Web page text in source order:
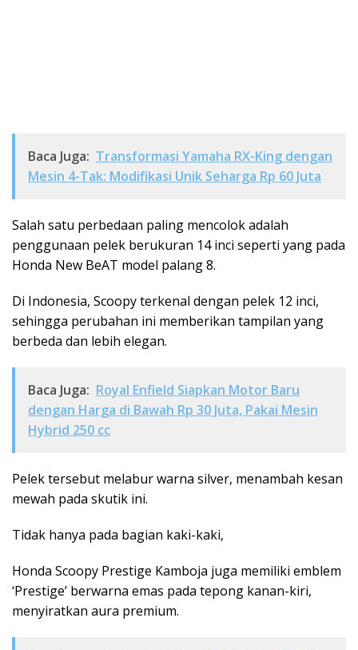
Baca Juga: Transformasi Yamaha RX-King dengan
Mesin 4-Tak: Modifikasi Unik Seharga Rp 60 Juta
Salah satu perbedaan paling mencolok adalah
penggunaan pelek berukuran 14 inci seperti yang pada
Honda New BeAT model palang 8.
Di Indonesia, Scoopy terkenal dengan pelek 12 inci,
sehingga perubahan ini memberikan tampilan yang
berbeda dan lebih elegan.
Baca Juga: Royal Enfield Siapkan Motor Baru
dengan Harga di Bawah Rp 30 Juta, Pakai Mesin
Hybrid 250 cc
Pelek tersebut melabur warna silver, menambah kesan
mewah pada skutik ini.
Tidak hanya pada bagian kaki-kaki,
Honda Scoopy Prestige Kamboja juga memiliki emblem
‘Prestige’ berwarna emas pada tepong kanan-kiri,
menyiratkan aura premium.